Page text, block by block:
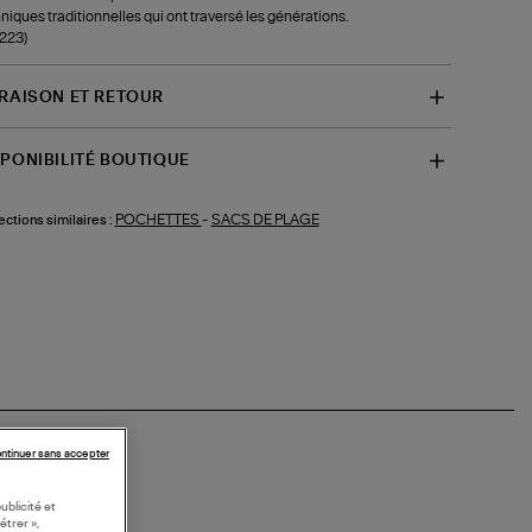
traditionnelles qui ont traversé les générations.
ET RETOUR
BOUTIQUE
similaires : POCHETTES - SACS DE PLAGE
et
»,
sans accepter